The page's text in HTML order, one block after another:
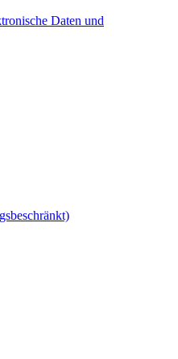
Daten und